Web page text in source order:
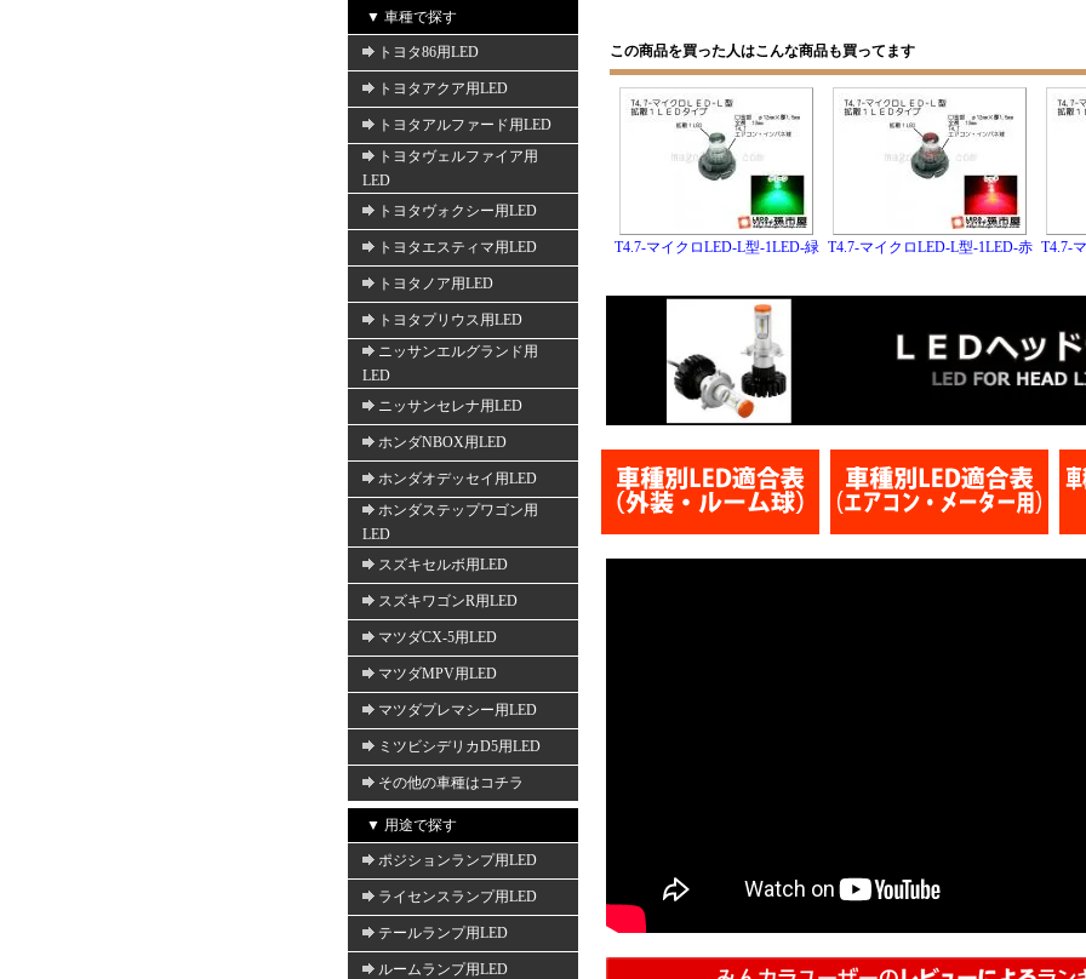
▼ 車種で探す
トヨタ86用LED
トヨタアクア用LED
トヨタアルファード用LED
トヨタヴェルファイア用
LED
トヨタヴォクシー用LED
トヨタエスティマ用LED
トヨタノア用LED
トヨタプリウス用LED
ニッサンエルグランド用
LED
ニッサンセレナ用LED
ホンダNBOX用LED
ホンダオデッセイ用LED
ホンダステップワゴン用
LED
スズキセルボ用LED
スズキワゴンR用LED
マツダCX-5用LED
マツダMPV用LED
マツダプレマシー用LED
ミツビシデリカD5用LED
その他の車種はコチラ
▼ 用途で探す
ポジションランプ用LED
ライセンスランプ用LED
テールランプ用LED
ルームランプ用LED
この商品を買った人はこんな商品も買ってます
T4.7-マイクロLED-L型-1LED-緑 T4.7-マイクロLED-L型-1LED-赤 T4.7-